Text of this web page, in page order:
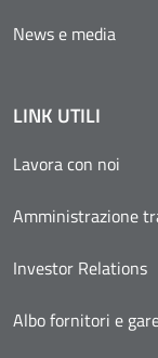
News e media
LINK UTILI
Lavora con noi
Amministrazione
Investor Relations
Albo fornitori e